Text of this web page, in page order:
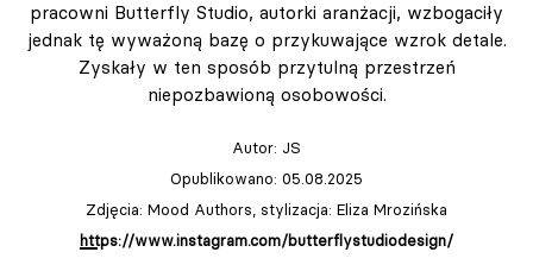
pracowni Butterfly Studio, autorki aranżacji, wzbogaciły
jednak tę wyważoną bazę o przykuwające wzrok detale.
Zyskały w ten sposób przytulną przestrzeń
niepozbawioną osobowości.
Autor: JS
Opublikowano: 05.08.2025
Zdjęcia: Mood Authors, stylizacja: Eliza Mrozińska
https://www.instagram.com/butterflystudiodesign/